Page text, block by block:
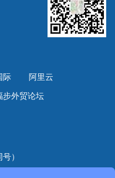
际
阿里云
步外贸论坛
）